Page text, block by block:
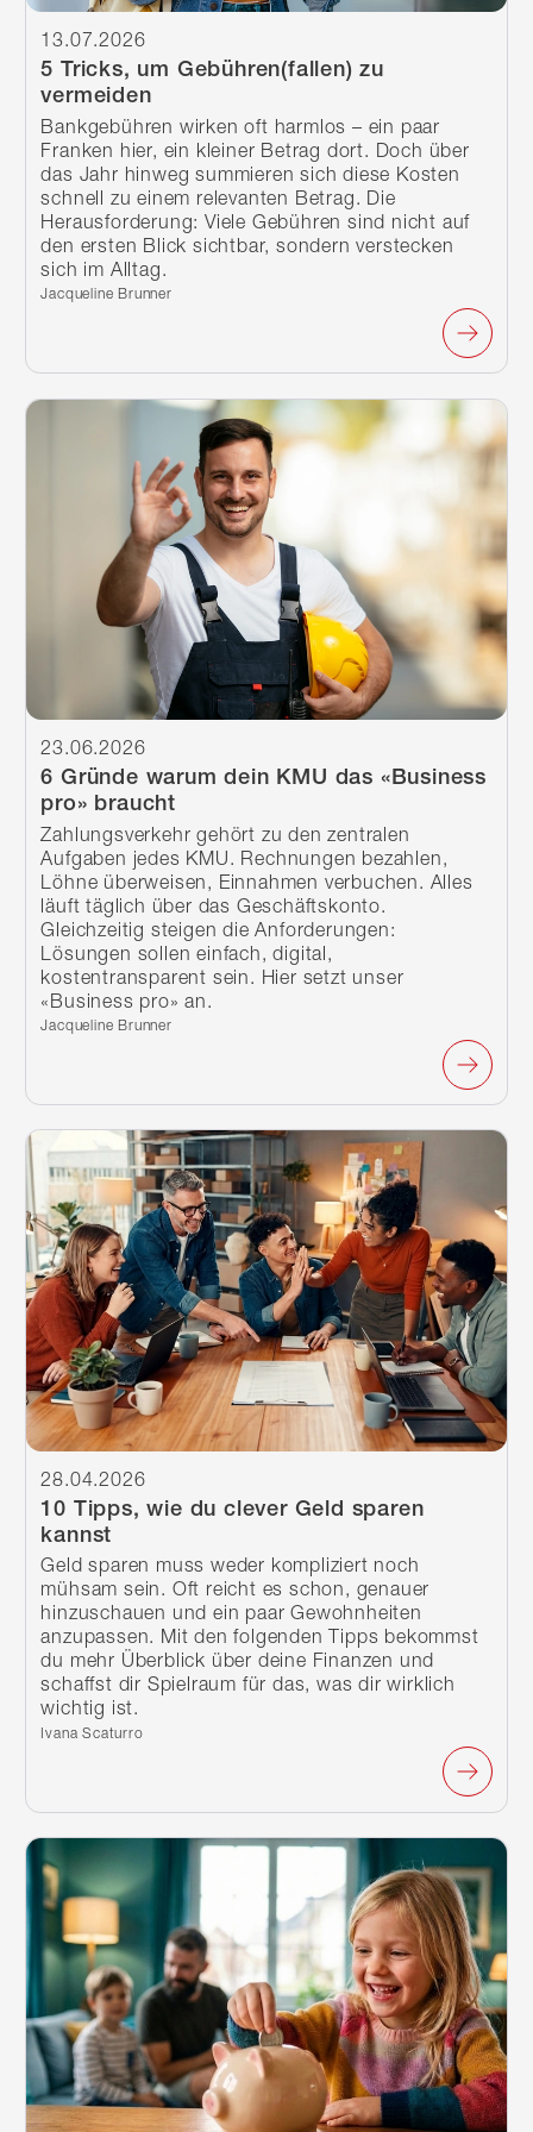
5 Tricks, um Gebühren(fallen) zu
vermeiden
13.07.2026
Bankgebühren wirken oft harmlos – ein paar
Franken hier, ein kleiner Betrag dort. Doch über
das Jahr hinweg summieren sich diese Kosten
schnell zu einem relevanten Betrag. Die
Herausforderung: Viele Gebühren sind nicht auf
den ersten Blick sichtbar, sondern verstecken
sich im Alltag.
Verfasst von:
Jacqueline Brunner
6 Gründe warum dein KMU das «Business
pro» braucht
23.06.2026
Zahlungsverkehr gehört zu den zentralen
Aufgaben jedes KMU. Rechnungen bezahlen,
Löhne überweisen, Einnahmen verbuchen. Alles
läuft täglich über das Geschäftskonto.
Gleichzeitig steigen die Anforderungen:
Lösungen sollen einfach, digital,
kostentransparent sein. Hier setzt unser
«Business pro» an.
Verfasst von:
Jacqueline Brunner
Weiterlesen
10 Tipps, wie du clever Geld sparen
kannst
28.04.2026
Geld sparen muss weder kompliziert noch
mühsam sein. Oft reicht es schon, genauer
hinzuschauen und ein paar Gewohnheiten
anzupassen. Mit den folgenden Tipps bekommst
du mehr Überblick über deine Finanzen und
schaffst dir Spielraum für das, was dir wirklich
wichtig ist.
Verfasst von:
Ivana Scaturro
Weiterlesen
Weiterlesen